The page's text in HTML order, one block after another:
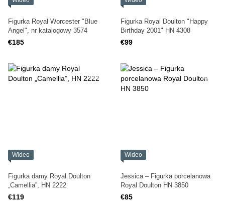
Figurka Royal Worcester "Blue
Angel", nr katalogowy 3574
€185
Figurka Royal Doulton "Happy
Birthday 2001" HN 4308
€99
Wideo
Figurka damy Royal Doulton
„Camellia”, HN 2222
€119
Wideo
Jessica – Figurka porcelanowa
Royal Doulton HN 3850
€85